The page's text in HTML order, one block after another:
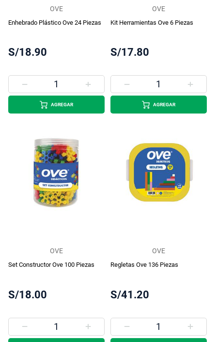
OVE
Enhebrado Plástico Ove 24 Piezas
S/18.90
AGREGAR
OVE
Kit Herramientas Ove 6 Piezas
S/17.80
AGREGAR
OVE
Set Constructor Ove 100 Piezas
S/18.00
OVE
Regletas Ove 136 Piezas
S/41.20